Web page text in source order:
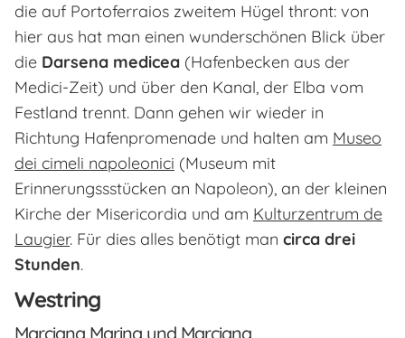
die auf Portoferraios zweitem Hügel thront: von
hier aus hat man einen wunderschönen Blick über
die Darsena medicea (Hafenbecken aus der
Medici-Zeit) und über den Kanal, der Elba vom
Festland trennt. Dann gehen wir wieder in
Richtung Hafenpromenade und halten am Museo
dei cimeli napoleonici (Museum mit
Erinnerungssstücken an Napoleon), an der kleinen
Kirche der Misericordia und am Kulturzentrum de
Laugier. Für dies alles benötigt man circa drei
Stunden.
Westring
Marciana Marina und Marciana